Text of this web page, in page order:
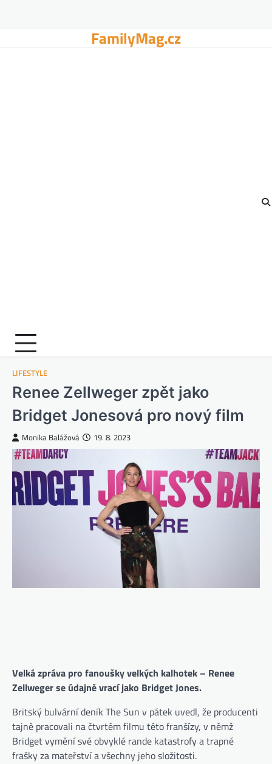
FamilyMag.cz
LIFESTYLE
Renee Zellweger zpět jako
Bridget Jonesová pro nový film
Monika Balážová 19. 8. 2023
Velká zpráva pro fanoušky velkých kalhotek – Renee
Zellweger se údajně vrací jako Bridget Jones.
Britský bulvární deník The Sun v pátek uvedl, že producenti
tajně pracovali na čtvrtém filmu této franšízy, v němž
Bridget vymění své obvyklé rande katastrofy a trapné
frašky za mateřství a všechny jeho složitosti.